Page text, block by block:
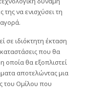
της να ενισχύσει τη
σε ιδιόκτητη έκταση
που θα
οποία θα εξοπλιστεί
αποτελώντας μια
του Ομίλου που